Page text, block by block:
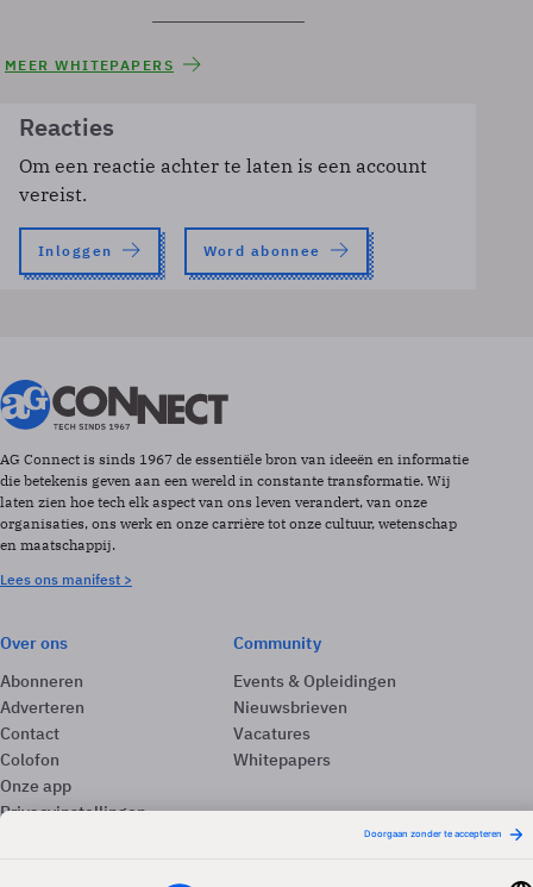
MEER WHITEPAPERS
Reacties
Om een reactie achter te laten is een account
vereist.
Inloggen Word abonnee
AG Connect is sinds 1967 de essentiële bron van ideeën en informatie
die betekenis geven aan een wereld in constante transformatie. Wij
laten zien hoe tech elk aspect van ons leven verandert, van onze
organisaties, ons werk en onze carrière tot onze cultuur, wetenschap
en maatschappij.
Lees ons manifest >
Over ons
Abonneren
Adverteren
Contact
Colofon
Onze app
Privacyinstellingen
Community
Events & Opleidingen
Nieuwsbrieven
Vacatures
Whitepapers